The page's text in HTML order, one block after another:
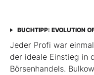
BUCHTIPP: EVOLUTION
Jeder Profi war
der ideale Einstieg in
Börsenhandels.